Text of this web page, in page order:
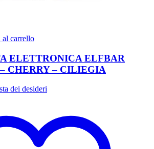
carrello
ELETTRONICA ELFBAR
– CHERRY – CILIEGIA
dei desideri